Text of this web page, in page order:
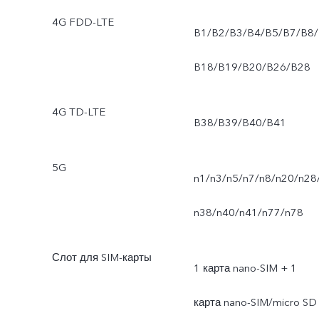
4G FDD-LTE
B1/B2/B3/B4/B5/B7/B8/
B18/B19/B20/B26/B28
4G TD-LTE
B38/B39/B40/B41
5G
n1/n3/n5/n7/n8/n20/
n38/n40/n41/n77/n78
Слот для SIM-карты
1 карта nano-SIM + 1
карта nano-SIM/micro SD